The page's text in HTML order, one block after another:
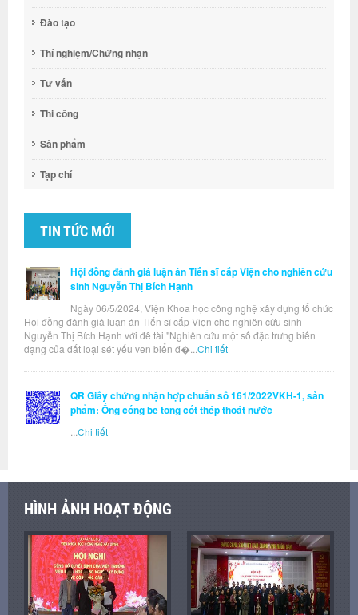
Đào tạo
Thí nghiệm/Chứng nhận
Tư vấn
Thi công
Sản phẩm
Tạp chí
TIN TỨC MỚI
Hội đồng đánh giá luận án Tiến sĩ cấp Viện cho nghiên cứu
sinh Nguyễn Thị Bích Hạnh
Ngày 06/5/2024, Viện Khoa học công nghệ xây dựng tổ chức
Hội đồng đánh giá luận án Tiến sĩ cấp Viện cho nghiên cứu sinh
Nguyễn Thị Bích Hạnh với đề tài "Nghiên cứu một số đặc trưng biến
dạng của đất loại sét yếu ven biển đ�... Chi tiết
QR Giấy chứng nhận hợp chuẩn số 161/2022VKH-1, sản
phẩm: Ống cống bê tông cốt thép thoát nước
Chi tiết
HÌNH ẢNH HOẠT ĐỘNG